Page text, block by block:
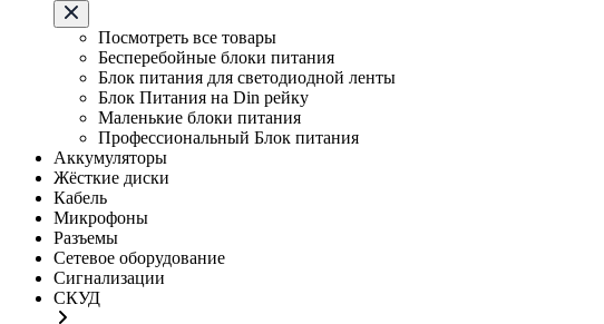
Посмотреть все товары
Бесперебойные блоки питания
Блок питания для светодиодной ленты
Блок Питания на Din рейку
Маленькие блоки питания
Профессиональный Блок питания
Аккумуляторы
Жёсткие диски
Кабель
Микрофоны
Разъемы
Сетевое оборудование
Сигнализации
СКУД